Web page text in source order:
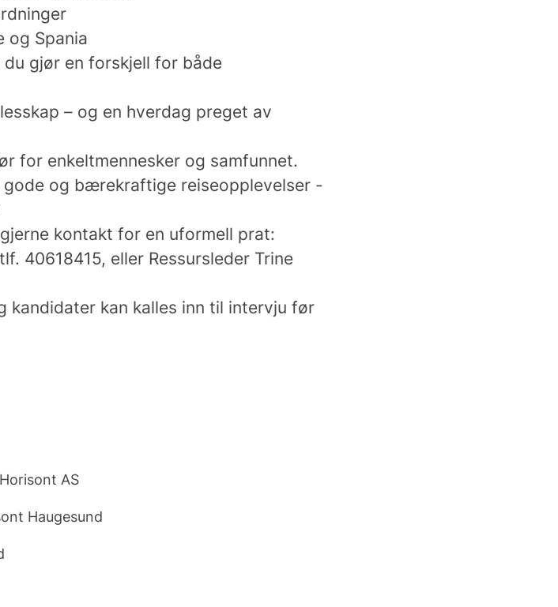
og Spania
gjør en forskjell for både
– og en hverdag preget av
for enkeltmennesker og samfunnet.
og bærekraftige reiseopplevelser -
kontakt for en uformell prat:
40618415, eller Ressursleder Trine
kandidater kan kalles inn til intervju før
AS
Haugesund